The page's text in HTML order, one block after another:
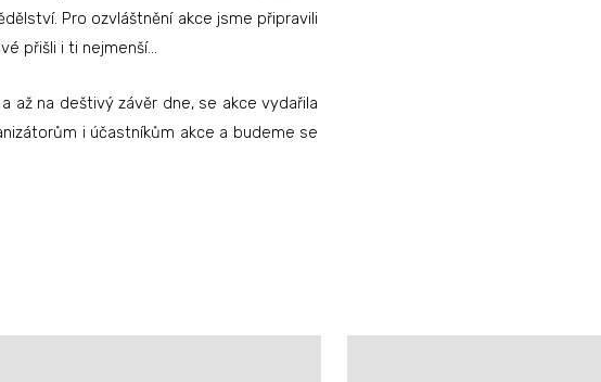
Pro ozvláštnění akce jsme připravili
přišli i ti nejmenší…
až na deštivý závěr dne, se akce vydařila
i účastníkům akce a budeme se